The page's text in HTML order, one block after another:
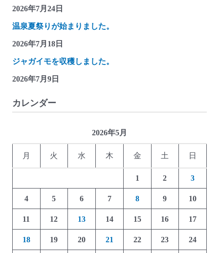
2026年7月24日
温泉夏祭りが始まりました。
2026年7月18日
ジャガイモを収穫しました。
2026年7月9日
カレンダー
2026年5月
月 火 水 木 金 土 日
1 2 3
4 5 6 7 8 9 10
11 12 13 14 15 16 17
18 19 20 21 22 23 24